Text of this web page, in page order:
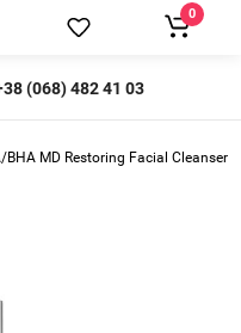
(068) 482 41 03
0
MD Restoring Facial Cleanser